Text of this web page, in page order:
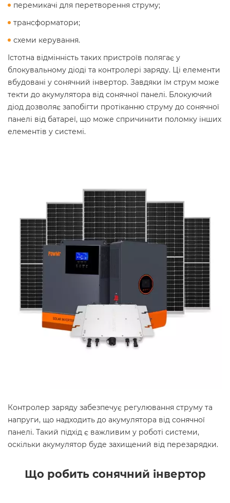
перемикачі для перетворення струму;
трансформатори;
схеми керування.
Істотна відмінність таких пристроїв полягає у
блокувальному діоді та контролері заряду. Ці елементи
вбудовані у сонячний інвертор. Завдяки їм струм може
текти до акумулятора від сонячної панелі. Блокуючий
діод дозволяє запобігти протіканню струму до сонячної
панелі від батареї, що може спричинити поломку інших
елементів у системі.
Контролер заряду забезпечує регулювання струму та
напруги, що надходить до акумулятора від сонячної
панелі. Такий підхід є важливим у роботі системи,
оскільки акумулятор буде захищений від перезарядки.
Що робить сонячний інвертор